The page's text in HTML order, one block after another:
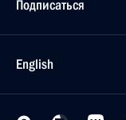
Подписаться
English